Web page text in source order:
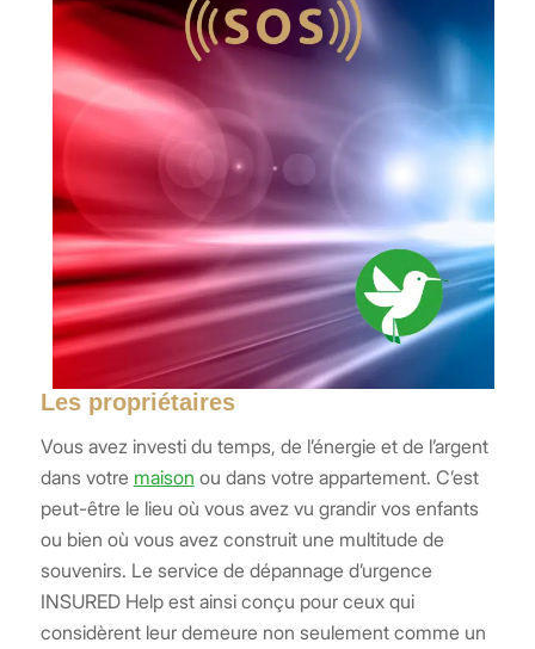
Les propriétaires
Vous avez investi du temps, de l’énergie et de l’argent
dans votre maison ou dans votre appartement. C’est
peut-être le lieu où vous avez vu grandir vos enfants
ou bien où vous avez construit une multitude de
souvenirs. Le service de dépannage d’urgence
INSURED Help est ainsi conçu pour ceux qui
considèrent leur demeure non seulement comme un